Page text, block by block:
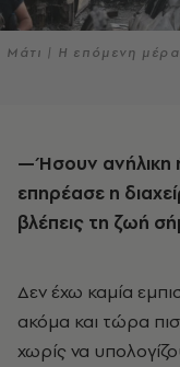
Μάτι | Η επόμενη
— Ήσουν ανήλικη
επηρέασε η
βλέπεις τη ζωή
Δεν έχω καμία
ακόμα και τώρα
χωρίς να